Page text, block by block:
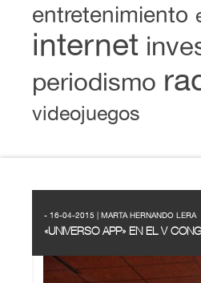
entretenimiento
internet
periodismo
videojuegos
- 16-04-2015 | MARTA HERNANDO LERA
«UNIVERSO APP» EN EL V